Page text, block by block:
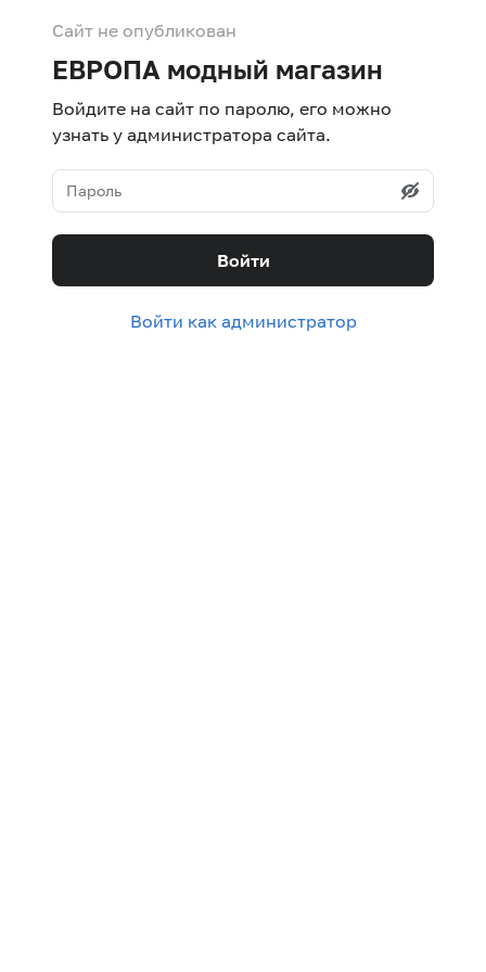
Сайт не опубликован
ЕВРОПА модный магазин
Войдите на сайт по паролю, его можно
узнать у администратора сайта.
Войти
Войти как администратор